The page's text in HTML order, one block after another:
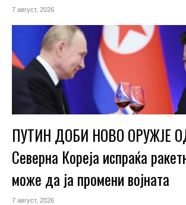
7 август, 2026
ПУТИН ДОБИ НОВО ОРУЖЈЕ
Северна Кореја испраќа
може да ја промени војната
7 август, 2026